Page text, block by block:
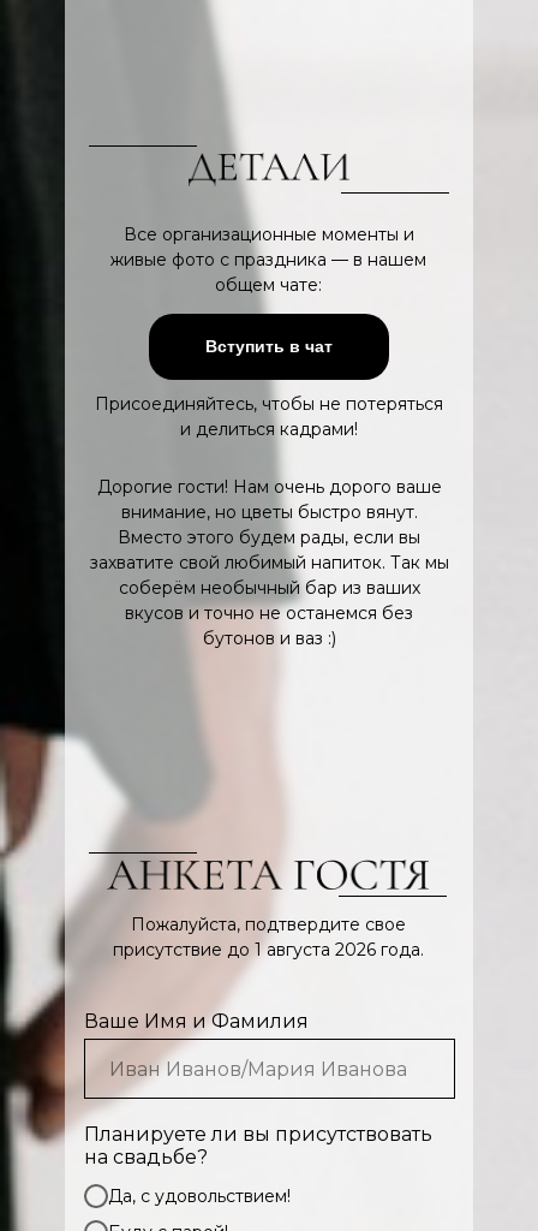
Пожалуйста, подтвердите свое
присутствие до 1 августа 2026 года.
Ваше Имя и Фамилия
Планируете ли вы присутствовать
на свадьбе?
Да, с удовольствием!
Дорогие гости! Нам очень дорого ваше
внимание, но цветы быстро вянут.
Вместо этого будем рады, если вы
захватите свой любимый напиток. Так мы
соберём необычный бар из ваших
вкусов и точно не останемся без
бутонов и ваз :)
Присоединяйтесь, чтобы не потеряться
и делиться кадрами!
Все организационные моменты и
живые фото с праздника — в нашем
общем чате:
Вступить в чат